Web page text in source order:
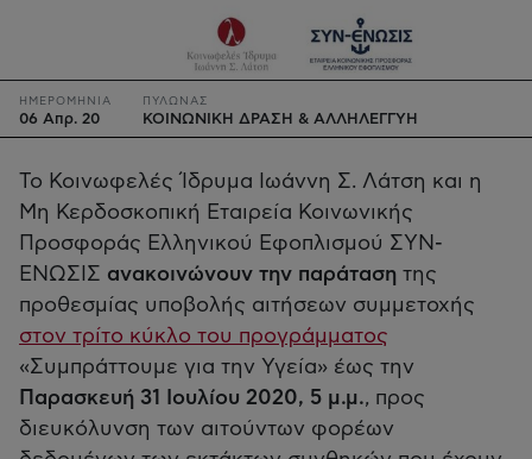
ΗΜΕΡΟΜΗΝΙΑ
06 Απρ. 20
ΠΥΛΩΝΑΣ
ΚΟΙΝΩΝΙΚΗ ΔΡΑΣΗ & ΑΛΛΗΛΕΓΓΥΗ
Το Κοινωφελές Ίδρυμα Ιωάννη Σ. Λάτση και η
Μη Κερδοσκοπική Εταιρεία Κοινωνικής
Προσφοράς Ελληνικού Εφοπλισμού ΣΥΝ-
ΕΝΩΣΙΣ ανακοινώνουν την παράταση της
προθεσμίας υποβολής αιτήσεων συμμετοχής
στον τρίτο κύκλο του προγράμματος
«Συμπράττουμε για την Υγεία» έως την
Παρασκευή 31 Ιουλίου 2020, 5 μ.μ., προς
διευκόλυνση των αιτούντων φορέων